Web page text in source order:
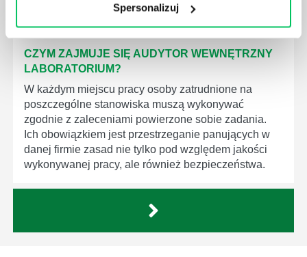
Spersonalizuj
CZYM ZAJMUJE SIĘ AUDYTOR WEWNĘTRZNY
LABORATORIUM?
W każdym miejscu pracy osoby zatrudnione na
poszczególne stanowiska muszą wykonywać
zgodnie z zaleceniami powierzone sobie zadania.
Ich obowiązkiem jest przestrzeganie panujących w
danej firmie zasad nie tylko pod względem jakości
wykonywanej pracy, ale również bezpieczeństwa.